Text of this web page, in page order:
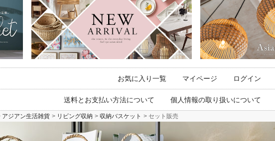
お気に入り一覧 マイページ ログイン
送料とお支払い方法について 個人情報の取り扱いについて
アジアン生活雑貨 リビング収納 収納バスケット セット販売